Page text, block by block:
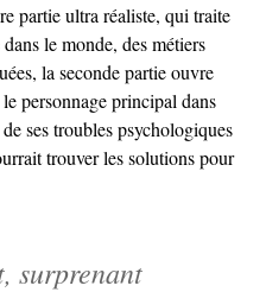
partie ultra réaliste, qui traite
le monde, des métiers
la seconde partie ouvre
personnage principal dans
ses troubles psychologiques
trouver les solutions pour
surprenant